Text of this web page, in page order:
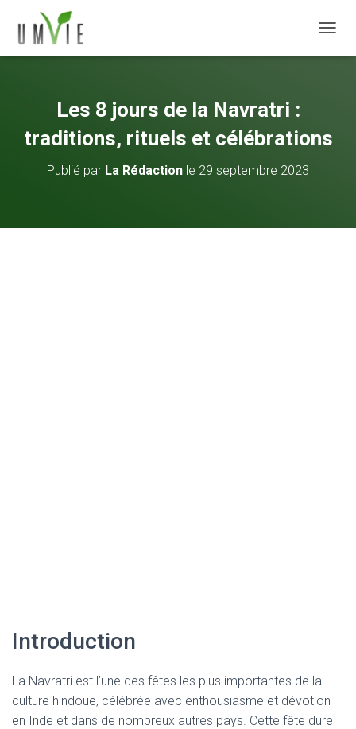
Les 8 jours de la Navratri :
traditions, rituels et célébrations
Publié par La Rédaction le 29 septembre 2023
Introduction
La Navratri est l’une des fêtes les plus importantes de la
culture hindoue, célébrée avec enthousiasme et dévotion
en Inde et dans de nombreux autres pays. Cette fête dure